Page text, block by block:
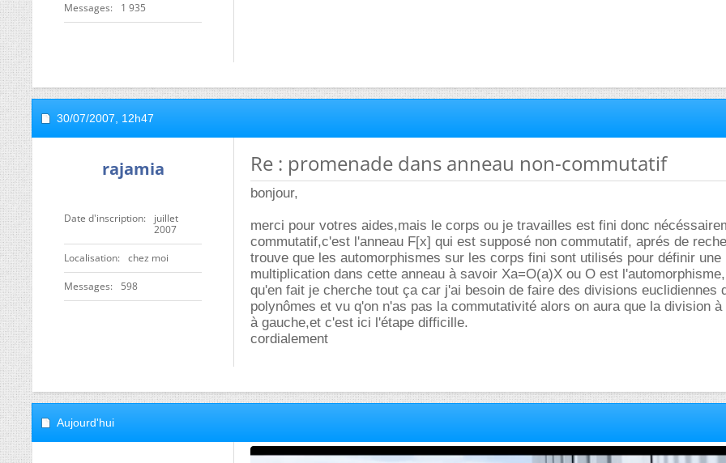
Messages 1 935
30/07/2007, 12h47
rajamia
Date d'inscription
juillet
2007
Localisation chez moi
Messages 598
Re : promenade dans anneau non-commutatif
bonjour,
merci pour votres aides,mais le corps ou je travailles est fini donc
commutatif,c'est l'anneau F[x] qui est supposé non commutatif, aprés de
trouve que les automorphismes sur les corps fini sont utilisés pour définir une
multiplication dans cette anneau à savoir Xa=O(a)X ou O est
qu'en fait je cherche tout ça car j'ai besoin de faire des divisions euclidiennes
polynômes et vu q'on n'as pas la commutativité alors on aura que la division à
à gauche,et c'est ici l'étape difficille.
cordialement
Aujourd'hui